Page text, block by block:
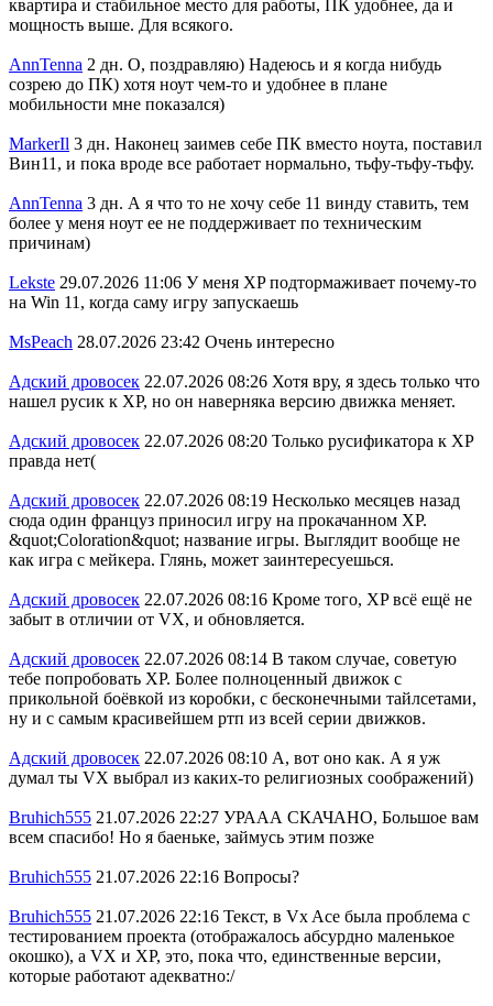
квартира и стабильное место для работы, ПК удобнее, да и
мощность выше. Для всякого.
AnnTenna 2 дн. О, поздравляю) Надеюсь и я когда нибудь
созрею до ПК) хотя ноут чем-то и удобнее в плане
мобильности мне показался)
MarkerIl 3 дн. Наконец заимев себе ПК вместо ноута, поставил
Вин11, и пока вроде все работает нормально, тьфу-тьфу-тьфу.
AnnTenna 3 дн. А я что то не хочу себе 11 винду ставить, тем
более у меня ноут ее не поддерживает по техническим
причинам)
Lekste 29.07.2026 11:06 У меня XP подтормаживает почему-то
на Win 11, когда саму игру запускаешь
MsPeach 28.07.2026 23:42 Очень интересно
Адский дровосек 22.07.2026 08:26 Хотя вру, я здесь только что
нашел русик к XP, но он наверняка версию движка меняет.
Адский дровосек 22.07.2026 08:20 Только русификатора к ХР
правда нет(
Адский дровосек 22.07.2026 08:19 Несколько месяцев назад
сюда один француз приносил игру на прокачанном XP.
&quot;Coloration&quot; название игры. Выглядит вообще не
как игра с мейкера. Глянь, может заинтересуешься.
Адский дровосек 22.07.2026 08:16 Кроме того, XP всё ещё не
забыт в отличии от VX, и обновляется.
Адский дровосек 22.07.2026 08:14 В таком случае, советую
тебе попробовать XP. Более полноценный движок с
прикольной боёвкой из коробки, с бесконечными тайлсетами,
ну и с самым красивейшем ртп из всей серии движков.
Адский дровосек 22.07.2026 08:10 А, вот оно как. А я уж
думал ты VX выбрал из каких-то религиозных соображений)
Bruhich555 21.07.2026 22:27 УРААА СКАЧАНО, Большое вам
всем спасибо! Но я баеньке, займусь этим позже
Bruhich555 21.07.2026 22:16 Вопросы?
Bruhich555 21.07.2026 22:16 Текст, в Vx Ace была проблема с
тестированием проекта (отображалось абсурдно маленькое
окошко), а VX и XP, это, пока что, единственные версии,
которые работают адекватно:/